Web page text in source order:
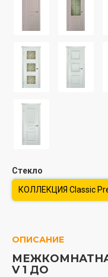
Стекло
КОЛЛЕКЦИЯ Classic
ОПИСАНИЕ
V 1 ДО